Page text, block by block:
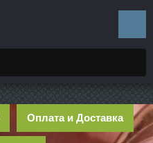
Оплата и Доставка